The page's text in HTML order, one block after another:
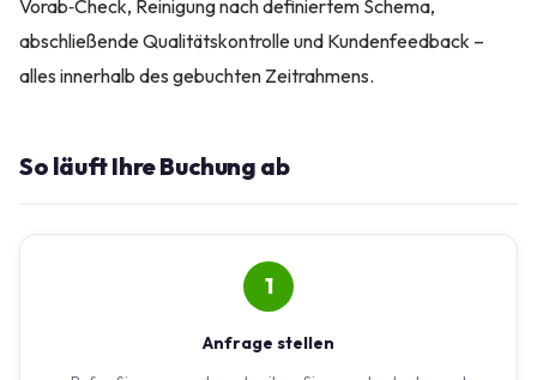
Vorab‑Check, Reinigung nach definiertem Schema,
abschließende Qualitätskontrolle und Kundenfeedback –
alles innerhalb des gebuchten Zeitrahmens.
So läuft Ihre Buchung ab
1
Anfrage stellen